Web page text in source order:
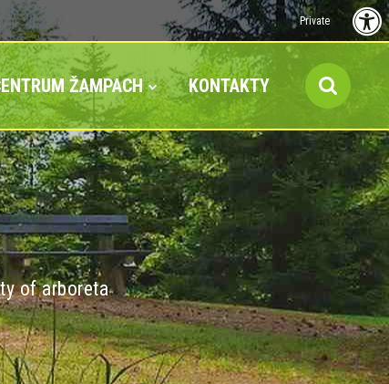
Private
ŽAMPACH KONTAKTY
of arboreta